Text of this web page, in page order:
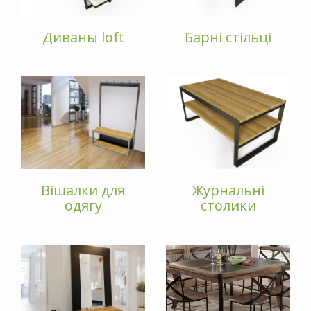
Диваны loft Барні стільці
Вішалки для
одягу
Журнальні
столики